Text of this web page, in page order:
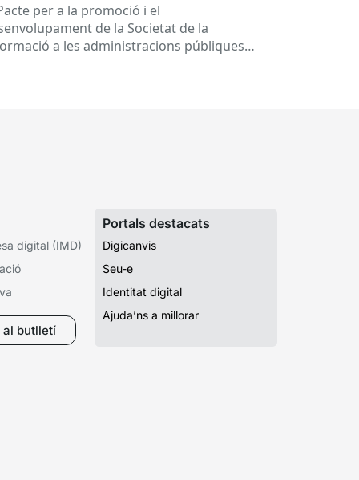
per a la promoció i el
de la Societat de la
a les administracions públiques
digital (IMD)
butlletí
Portals destacats
Digicanvis
Seu-e
Identitat digital
Ajuda’ns a millorar